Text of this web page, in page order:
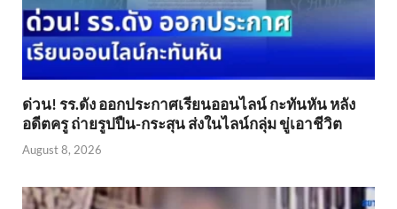
ด่วน! รร.ดัง ออกประกาศเรียนออนไลน์ กะทันหัน หลัง
อดีตครู ถ่ายรูปปืน-กระสุน ส่งในไลน์กลุ่ม ขู่เอาชีวิต
August 8, 2026